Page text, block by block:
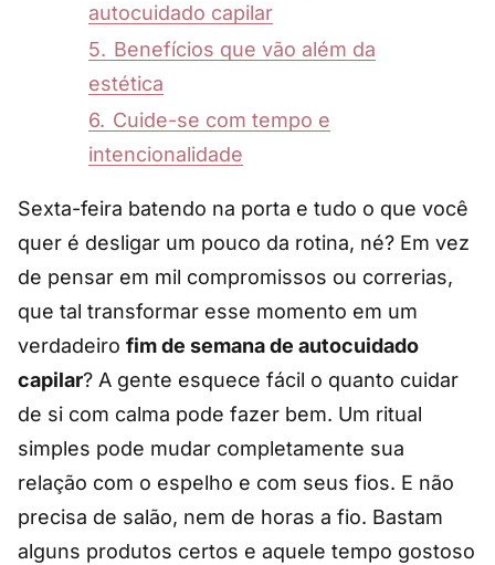
autocuidado capilar
5. Benefícios que vão além da
estética
6. Cuide-se com tempo e
intencionalidade
Sexta-feira batendo na porta e tudo o que você
quer é desligar um pouco da rotina, né? Em vez
de pensar em mil compromissos ou correrias,
que tal transformar esse momento em um
verdadeiro fim de semana de autocuidado
capilar? A gente esquece fácil o quanto cuidar
de si com calma pode fazer bem. Um ritual
simples pode mudar completamente sua
relação com o espelho e com seus fios. E não
precisa de salão, nem de horas a fio. Bastam
alguns produtos certos e aquele tempo gostoso